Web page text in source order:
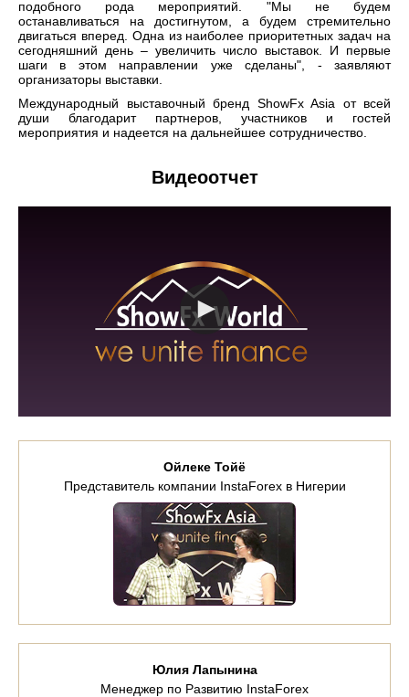
подобного рода мероприятий. "Мы не будем
останавливаться на достигнутом, а будем стремительно
двигаться вперед. Одна из наиболее приоритетных задач на
сегодняшний день – увеличить число выставок. И первые
шаги в этом направлении уже сделаны", - заявляют
организаторы выставки.
Международный выставочный бренд ShowFx Asia от всей
души благодарит партнеров, участников и гостей
мероприятия и надеется на дальнейшее сотрудничество.
Видеоотчет
Ойлеке Тойё
Представитель компании InstaForex в Нигерии
Юлия Лапынина
Менеджер по Развитию InstaForex